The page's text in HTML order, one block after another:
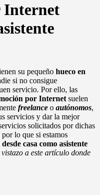
Internet
su pequeño hueco en
si no consigue
servicio. Por ello, las
por Internet suelen
freelance o autónomos,
servicios y dar la mejor
solicitados por dichas
por lo que si estamos
casa como asistente
vistazo a este artículo donde